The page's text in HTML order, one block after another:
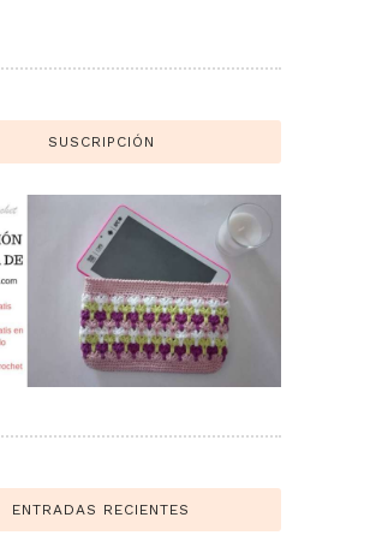
SUSCRIPCIÓN
ENTRADAS RECIENTES